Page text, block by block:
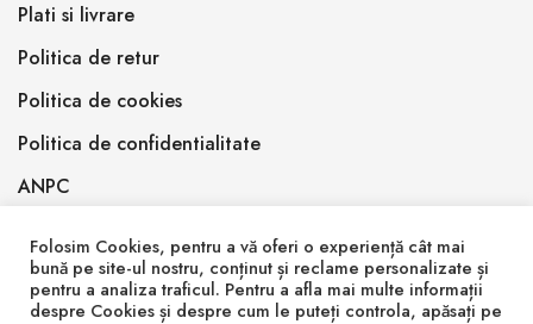
Plati si livrare
Politica de retur
Politica de cookies
Politica de confidentialitate
ANPC
Folosim Cookies, pentru a vă oferi o experiență cât mai
bună pe site-ul nostru, conținut și reclame personalizate și
pentru a analiza traficul. Pentru a afla mai multe informații
despre Cookies și despre cum le puteți controla, apăsați pe